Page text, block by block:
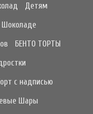
Детям
Шоколаде
БЕНТО ТОРТЫ
с надписью
Шары